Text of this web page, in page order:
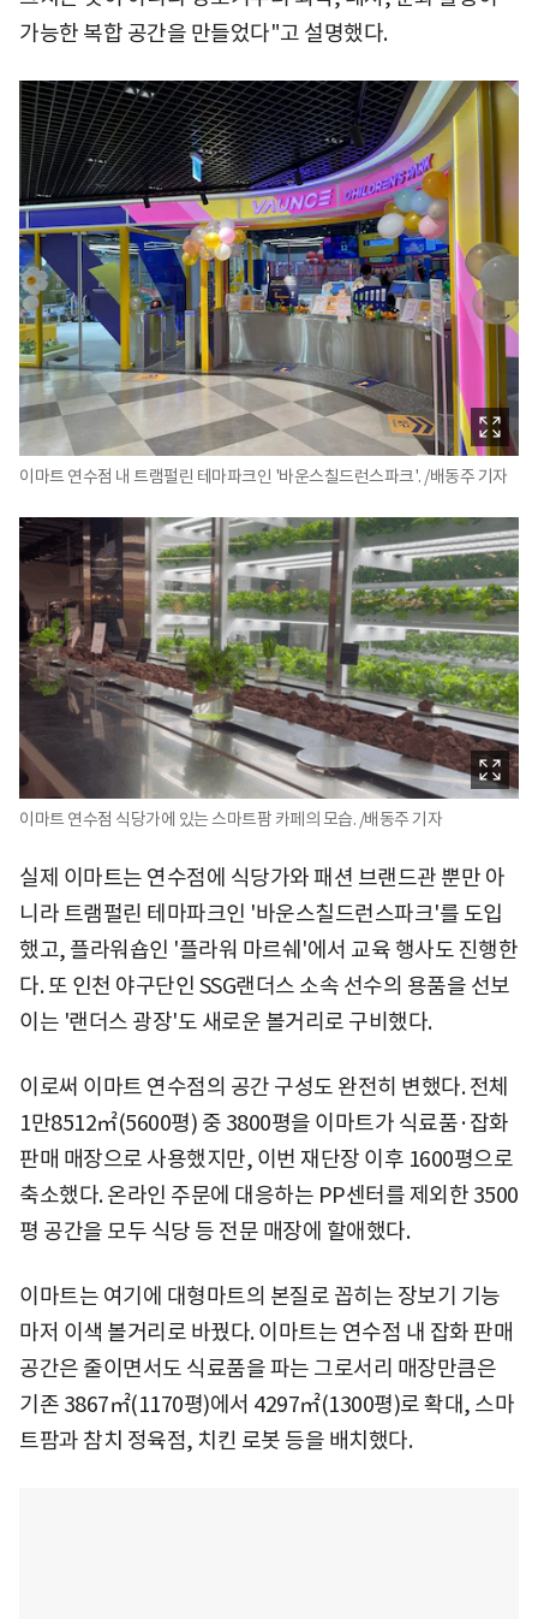
가능한 복합 공간을 만들었다"고 설명했다.
이마트 연수점 내 트램펄린 테마파크인 '바운스칠드런스파크'. /배동주 기자
이마트 연수점 식당가에 있는 스마트팜 카페의 모습. /배동주 기자
실제 이마트는 연수점에 식당가와 패션 브랜드관 뿐만 아
니라 트램펄린 테마파크인 '바운스칠드런스파크'를 도입
했고, 플라워숍인 '플라워 마르쉐'에서 교육 행사도 진행한
다. 또 인천 야구단인 SSG랜더스 소속 선수의 용품을 선보
이는 '랜더스 광장'도 새로운 볼거리로 구비했다.
이로써 이마트 연수점의 공간 구성도 완전히 변했다. 전체
1만8512㎡(5600평) 중 3800평을 이마트가 식료품·잡화
판매 매장으로 사용했지만, 이번 재단장 이후 1600평으로
축소했다. 온라인 주문에 대응하는 PP센터를 제외한 3500
평 공간을 모두 식당 등 전문 매장에 할애했다.
이마트는 여기에 대형마트의 본질로 꼽히는 장보기 기능
마저 이색 볼거리로 바꿨다. 이마트는 연수점 내 잡화 판매
공간은 줄이면서도 식료품을 파는 그로서리 매장만큼은
기존 3867㎡(1170평)에서 4297㎡(1300평)로 확대, 스마
트팜과 참치 정육점, 치킨 로봇 등을 배치했다.